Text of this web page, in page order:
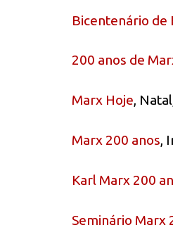
Bicentenário de
200 anos de
Marx Hoje,
Marx 200 anos,
Karl Marx 200
Seminário Marx